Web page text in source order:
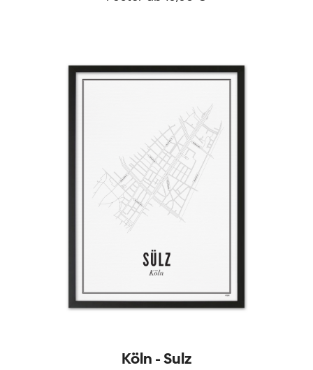
Köln - Sulz